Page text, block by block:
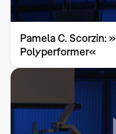
Pamela C. Scorzin:
Polyperformer«